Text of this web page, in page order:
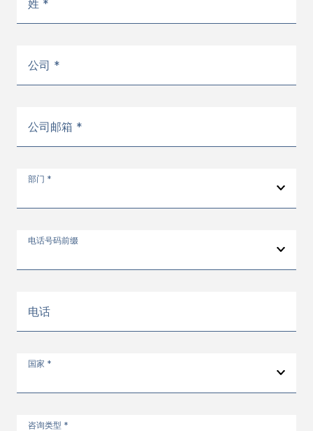
姓 *
公司 *
公司邮箱 *
部门 *
电话号码前缀
电话
国家 *
咨询类型 *